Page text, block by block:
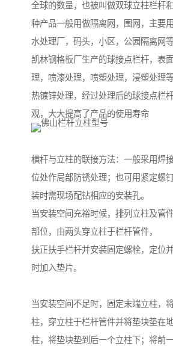
全球的数量，也被叫做双球立柱栏杆
种产品一般用做隔离网，围网，主要
水处理厂，码头，小区，公园隔离网等
凯林钢格板厂生产的球接点栏杆，表
理，喷漆处理，喷塑处理，浸塑处理
热镀锌处理，经过处理后的球接点栏
观，大大提高了产品的使用寿命
横杆与立柱的联接方法：一般采用焊
位处作局部防锈处理；也可用紧定螺
装时需现场配钻相应的安装孔。
当安装空间充裕时候，排列立柱及管
部位，由两头穿立柱于栏杆管件，
扶正扶手栏杆并安装固定螺栓，定位
时加入垫片。
当安装空间不足时，固定末端立柱，
柱，穿立柱于栏杆管件并将垫块垫在
柱，将垫块垫到后一个立柱下；将前